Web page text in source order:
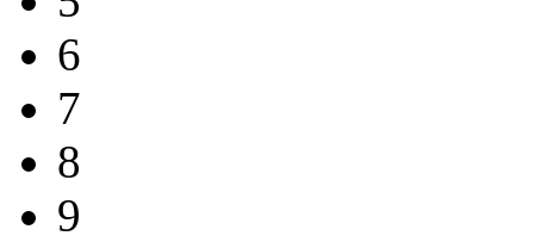
6
7
8
9